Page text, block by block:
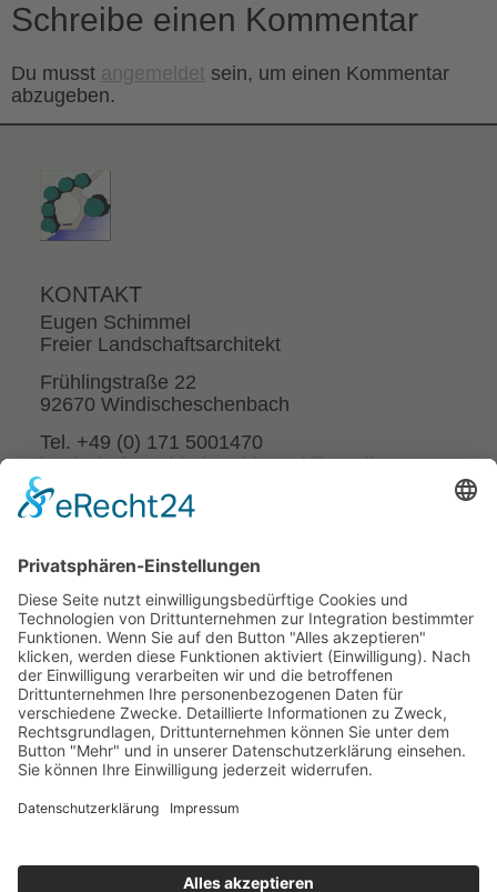
Schreibe einen Kommentar
Du musst angemeldet sein, um einen Kommentar
abzugeben.
KONTAKT
Eugen Schimmel
Freier Landschaftsarchitekt
Frühlingstraße 22
92670 Windischeschenbach
Tel. +49 (0) 171 5001470
landschaftsarchitekt.schimmel@gmail.com
SERVICE
Datenschutzerklärung
Cookie-Einstellungen
SCHNELLZUGRIFF
Hausgärten
Verkehrsanlagen
Freianlagen
Friedhöfe
Öffentliche Räume
Außenanlagen
Spiel- & Sportstätten